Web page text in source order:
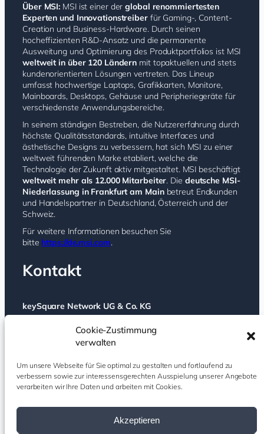
Cookie-Zustimmung
verwalten
Um unsere Webseite für Sie optimal zu gestalten und fortlaufend zu
verbessern sowie zur interessensgerechten Ausspielung unserer Angebote
verarbeiten wir Ihre Daten und arbeiten mit Cookies.
Akzeptieren
Über MSI: MSI ist einer derglobal renommiertesten
Experten und Innovationstreiber für Gaming-, Content-
Creation und Business-Hardware. Durch seinen
hocheffizienten R&D-Ansatz und die permanente
Ausweitung und Optimierung des Produktportfolios ist MSI
weltweit in über 120 Ländern mit topaktuellen und stets
kundenorientierten Lösungen vertreten. Das Lineup
umfasst hochwertige Laptops, Grafikkarten, Monitore,
Mainboards, Desktops, Gehäuse und Peripheriegeräte für
verschiedenste Anwendungsbereiche.
In seinem ständigen Bestreben, die Nutzererfahrung durch
höchste Qualitätsstandards, intuitive Interfaces und
ästhetische Designs zu verbessern, hat sich MSI zu einer
weltweit führenden Marke etabliert, welche die
Technologie der Zukunft aktiv mitgestaltet. MSI beschäftigt
weltweit mehr als 12.000 Mitarbeiter. Die deutsche MSI-
Niederlassung in Frankfurt am Mainbetreut Endkunden
und Handelspartner in Deutschland, Österreich und der
Schweiz.
Für weitere Informationen besuchen Sie
bitte https://de.msi.com.
Kontakt
keySquare Network UG & Co. KG
Schönhauser Allee 74a
msi@keysquare-pr.com
Facebook
Instagram
X YouTube